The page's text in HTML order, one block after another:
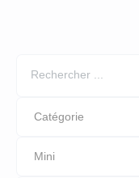
LLD Renault Clio
MARQUES EN LLD
LLD Véhicules premium